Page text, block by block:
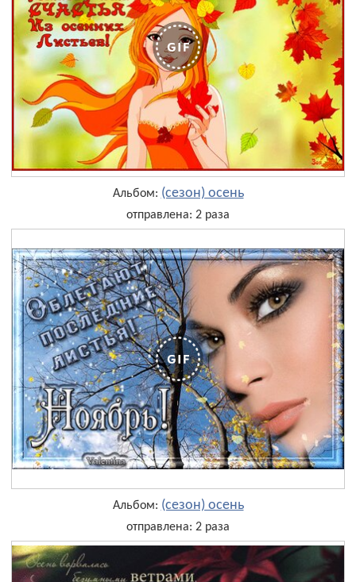
Альбом: (сезон) осень
отправлена: 2 раза
Альбом: (сезон) осень
отправлена: 2 раза